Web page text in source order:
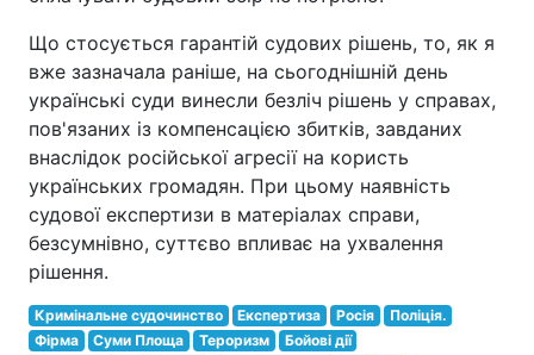
Що стосується гарантій судових рішень, то, як я
вже зазначала раніше, на сьогоднішній день
українські суди винесли безліч рішень у справах,
пов'язаних із компенсацією збитків, завданих
внаслідок російської агресії на користь
українських громадян. При цьому наявність
судової експертизи в матеріалах справи,
безсумнівно, суттєво впливає на ухвалення
рішення.
Кримінальне судочинство Експертиза Росія
Поліція.
Фірма
Суми Площа Тероризм
Бойові дії